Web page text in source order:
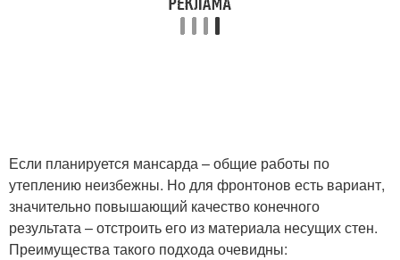
Если планируется мансарда – общие работы по
утеплению неизбежны. Но для фронтонов есть вариант,
значительно повышающий качество конечного
результата – отстроить его из материала несущих стен.
Преимущества такого подхода очевидны: